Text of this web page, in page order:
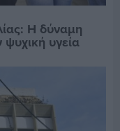
Η δύναμη
υγεία